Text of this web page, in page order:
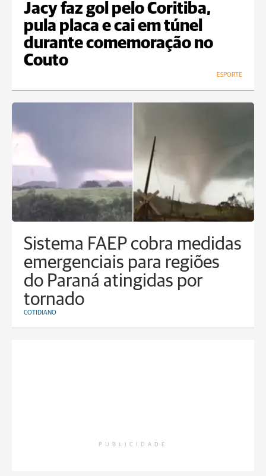
Jacy faz gol pelo Coritiba,
pula placa e cai em túnel
durante comemoração no
Couto
ESPORTE
Sistema FAEP cobra medidas
emergenciais para regiões
do Paraná atingidas por
tornado
COTIDIANO
PUBLICIDADE